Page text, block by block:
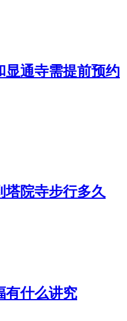
显通寺需提前预约
塔院寺步行多久
有什么讲究